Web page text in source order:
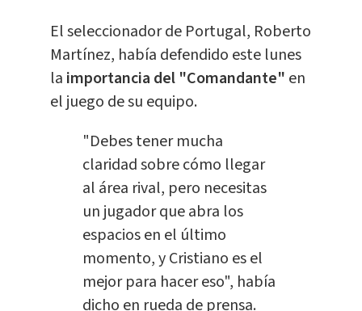
El seleccionador de Portugal, Roberto
Martínez, había defendido este lunes
la importancia del "Comandante" en
el juego de su equipo.
"Debes tener mucha
claridad sobre cómo llegar
al área rival, pero necesitas
un jugador que abra los
espacios en el último
momento, y Cristiano es el
mejor para hacer eso", había
dicho en rueda de prensa.